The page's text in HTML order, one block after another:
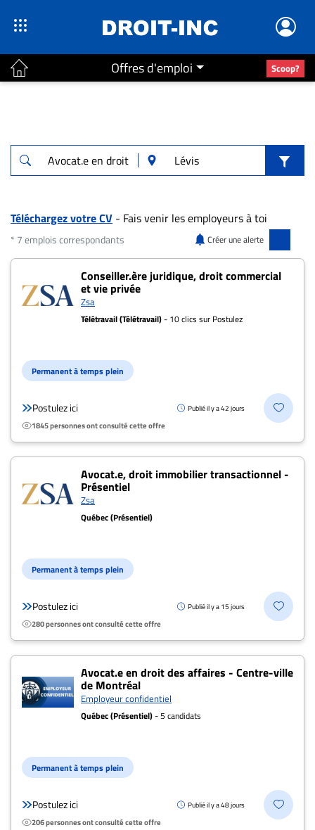
Offres d'emploi Scoop?
En
Continu
Bureaux
Conseillers
Juridiques
Carrière
ET
EMPLOIS
AVOCATS
ET
Offres
Continue
Métiers
Scoop?
CABINETS
ET
Espace
entreprises
Publier
un
emploi
Publicité
Téléchargez votre CV - Fais venir les employeurs à toi
* 7 emplois correspondants Créer une alerte
7 offres pour "Avocat.e en droit des
Conseiller.ère juridique, droit commercial
et vie privée
Zsa
Télétravail (Télétravail)- 10 clics sur Postulez
Permanent à temps plein
Postulez ici Publié il y a 42 jours
1845 personnes ont consulté cette offre
Avocat.e, droit immobilier transactionnel -
Présentiel
Zsa
Québec (Présentiel)
Permanent à temps plein
Postulez ici Publié il y a 15 jours
280 personnes ont consulté cette offre
Avocat.e en droit des affaires - Centre-ville
de Montréal
Employeur confidentiel
Québec (Présentiel)- 5 candidats
Permanent à temps plein
Postulez ici Publié il y a 48 jours
206 personnes ont consulté cette offre